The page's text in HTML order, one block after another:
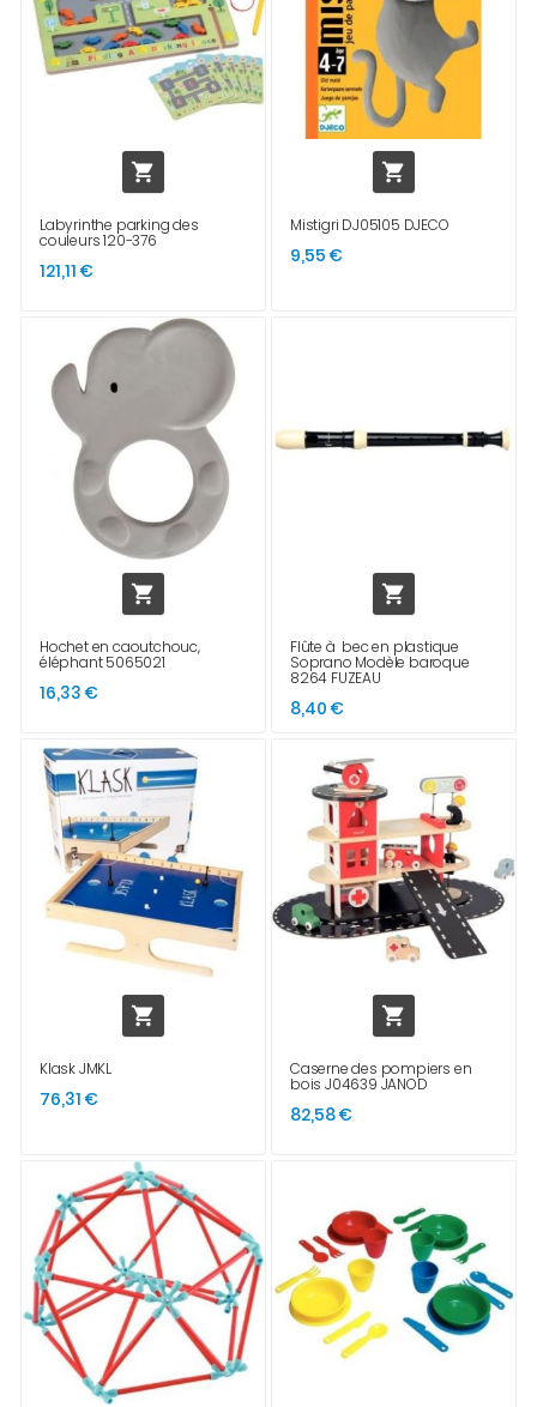

Labyrinthe parking des
couleurs 120-376
121,11 €

Mistigri DJ05105 DJECO
9,55 €

Hochet en caoutchouc,
éléphant 5065021
16,33 €

Flûte à bec en plastique
Soprano Modèle baroque
8264 FUZEAU
8,40 €

Klask JMKL
76,31 €

Caserne des pompiers en
bois J04639 JANOD
82,58 €